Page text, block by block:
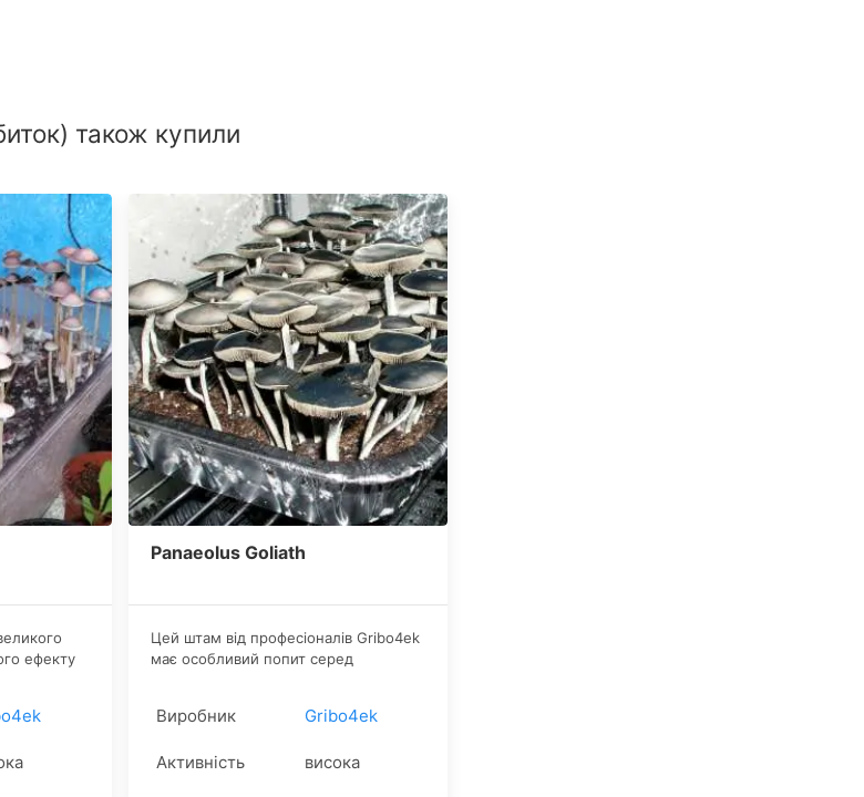
також купили
ефекту
Panaeolus Goliath
Цей штам від професіоналів Gribo4ek
має особливий попит серед
відбитки цікавлять знавців, які
неординарне.
Виробник Gribo4ek
Активність висока